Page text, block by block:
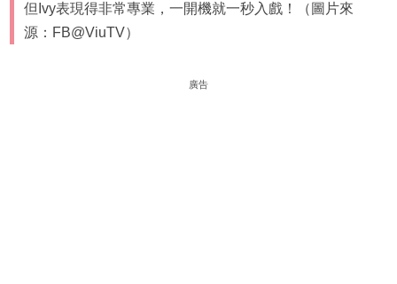
但Ivy表現得非常專業，一開機就一秒入戲！（圖片來
源：FB@ViuTV）
廣告